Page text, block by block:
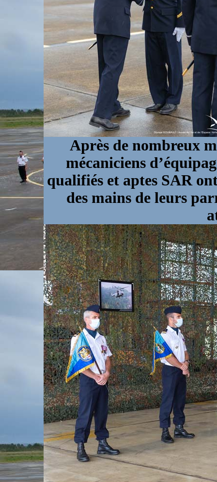
Après de nombreux
mécaniciens
qualifiés et aptes SAR
des mains de leurs